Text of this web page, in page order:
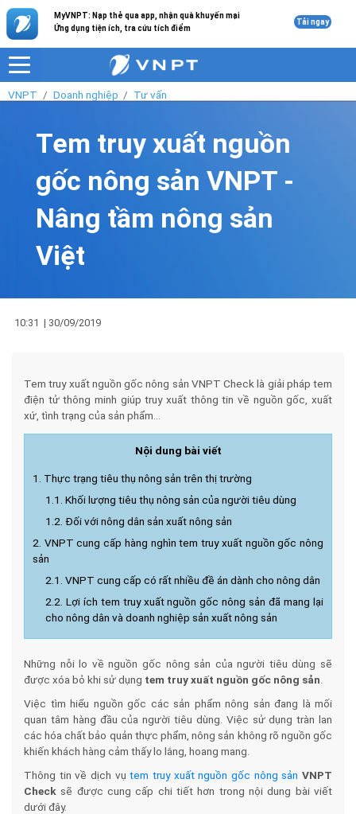
MyVNPT: Nạp thẻ qua app, nhận quà khuyến mại
Ứng dụng tiện ích, tra cứu tích điểm
Tải ngay
VNPT Doanh nghiệp Tư vấn
Tem truy xuất nguồn
gốc nông sản VNPT -
Nâng tầm nông sản
Việt
10:31 | 30/09/2019
Tem truy xuất nguồn gốc nông sản VNPT Check là giải pháp tem
điện tử thông minh giúp truy xuất thông tin về nguồn gốc, xuất
xứ, tình trạng của sản phẩm...
Nội dung bài viết
1. Thực trạng tiêu thụ nông sản trên thị trường
1.1. Khối lượng tiêu thụ nông sản của người tiêu dùng
1.2. Đối với nông dân sản xuất nông sản
2. VNPT cung cấp hàng nghìn tem truy xuất nguồn gốc nông
sản
2.1. VNPT cung cấp có rất nhiều đề án dành cho nông dân
2.2. Lợi ích tem truy xuất nguồn gốc nông sản đã mang lại
cho nông dân và doanh nghiệp sản xuất nông sản
Những nỗi lo về nguồn gốc nông sản của người tiêu dùng sẽ
được xóa bỏ khi sử dụng tem truy xuất nguồn gốc nông sản
Việc tìm hiểu nguồn gốc các sản phẩm nông sản đang là mối
quan tâm hàng đầu của người tiêu dùng. Việc sử dụng tràn lan
các hóa chất bảo quản thực phẩm, nông sản không rõ nguồn gốc
khiến khách hàng cảm thấy lo lắng, hoang mang.
Thông tin về dịch vụtem truy xuất nguồn gốc nông sản VNPT
Check sẽ được cung cấp chi tiết hơn trong nội dung bài viết
dưới đây.